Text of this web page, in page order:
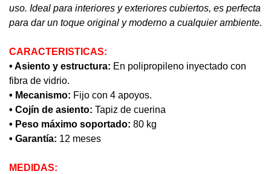
uso. Ideal para interiores y exteriores cubiertos, es perfecta
para dar un toque original y moderno a cualquier ambiente.
CARACTERISTICAS:
• Asiento y estructura: En polipropileno inyectado con
fibra de vidrio.
• Mecanismo: Fijo con 4 apoyos.
• Cojín de asiento: Tapiz de cuerina
• Peso máximo soportado: 80 kg
• Garantía: 12 meses
MEDIDAS: